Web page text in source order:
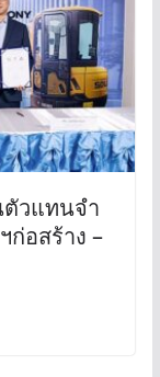
ตัวแทนจํา
ก่อสร้าง –